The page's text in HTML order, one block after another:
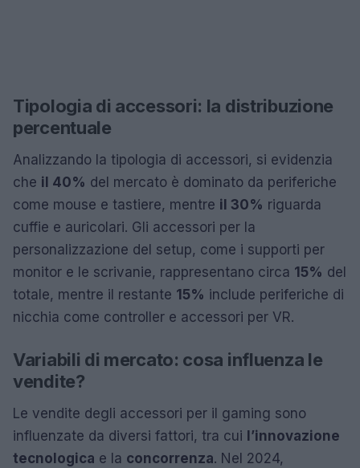
Tipologia di accessori: la distribuzione
percentuale
Analizzando la tipologia di accessori, si evidenzia
che il 40% del mercato è dominato da periferiche
come mouse e tastiere, mentre il 30% riguarda
cuffie e auricolari. Gli accessori per la
personalizzazione del setup, come i supporti per
monitor e le scrivanie, rappresentano circa 15% del
totale, mentre il restante 15% include periferiche di
nicchia come controller e accessori per VR.
Variabili di mercato: cosa influenza le
vendite?
Le vendite degli accessori per il gaming sono
influenzate da diversi fattori, tra cui l’innovazione
tecnologica e la concorrenza. Nel 2024,